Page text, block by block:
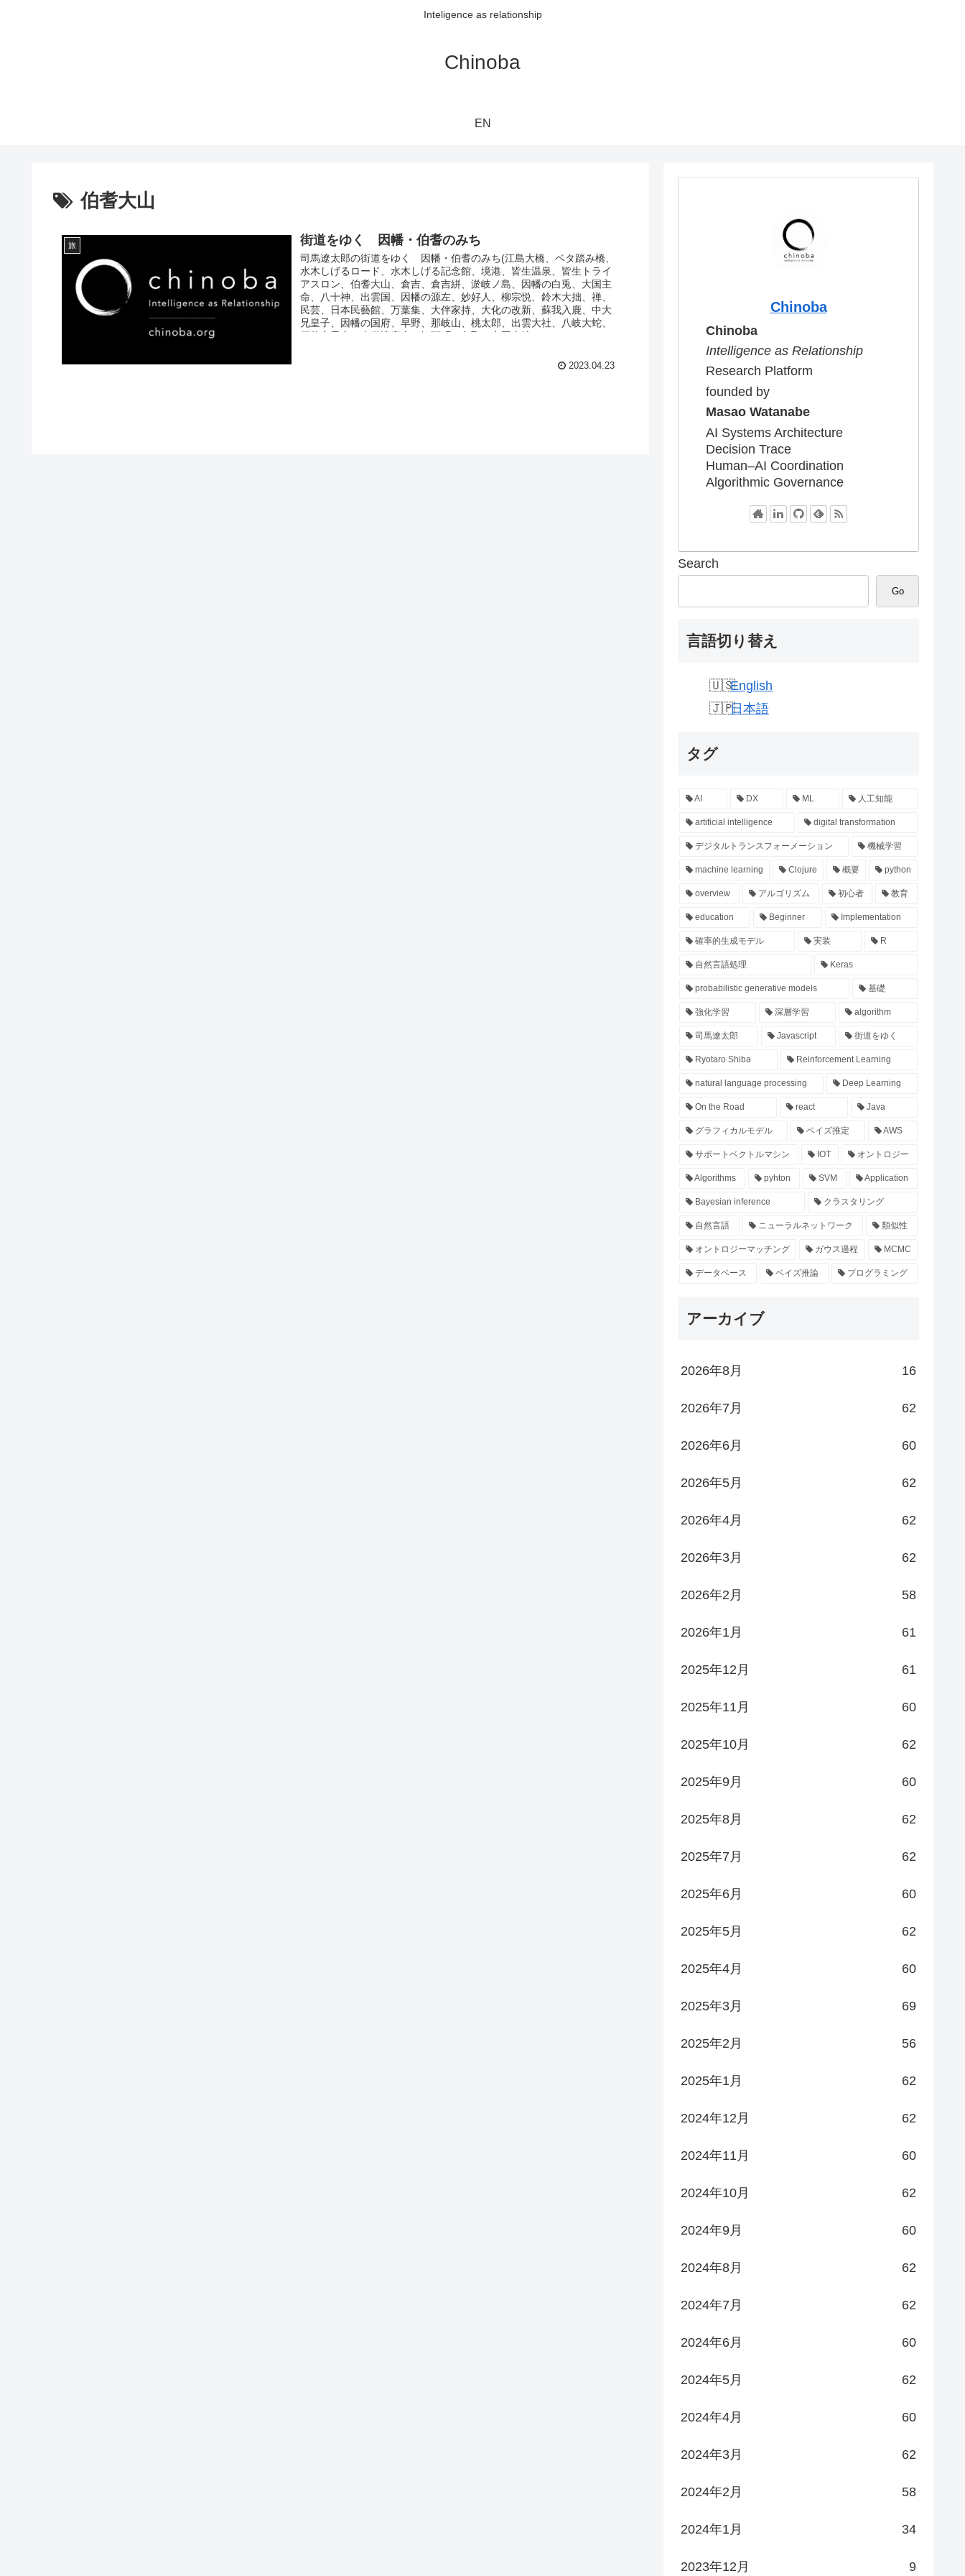
Inteligence as relationship
Chinoba
EN
伯耆大山
旅 街道をゆく 因幡・伯耆のみち
司馬遼太郎の街道をゆく 因幡・伯耆のみち(江島大橋、ベタ踏み橋、
水木しげるロード、水木しげる記念館、境港、皆生温泉、皆生トライ
アスロン、伯耆大山、倉吉、倉吉絣、淤岐ノ島、因幡の白兎、大国主
命、八十神、出雲国、因幡の源左、妙好人、柳宗悦、鈴木大拙、禅、
民芸、日本民藝館、万葉集、大伴家持、大化の改新、蘇我入鹿、中大
兄皇子、因幡の国府、早野、那岐山、桃太郎、出雲大社、八岐大蛇、
須佐之男命、吉備津彦命、智頭町、鳥取、中国山地)
2023.04.23
Chinoba
Chinoba
Intelligence as Relationship
Research Platform
founded by
Masao Watanabe
AI Systems Architecture
Decision Trace
Human–AI Coordination
Algorithmic Governance
Search
Go
言語切り替え
English
日本語
タグ
AI DX ML 人工知能
artificial intelligence digital transformation
デジタルトランスフォーメーション 機械学習
machine learning Clojure 概要 python
overview アルゴリズム 初心者 教育
education Beginner Implementation
確率的生成モデル 実装 R
自然言語処理 Keras
probabilistic generative models 基礎
強化学習 深層学習 algorithm
司馬遼太郎 Javascript 街道をゆく
Ryotaro Shiba Reinforcement Learning
natural language processing Deep Learning
On the Road react Java
グラフィカルモデル ベイズ推定 AWS
サポートベクトルマシン IOT オントロジー
Algorithms pyhton SVM Application
Bayesian inference クラスタリング
自然言語 ニューラルネットワーク 類似性
オントロジーマッチング ガウス過程 MCMC
データベース ベイズ推論 プログラミング
アーカイブ
2026年8月 16
2026年7月 62
2026年6月 60
2026年5月 62
2026年4月 62
2026年3月 62
2026年2月 58
2026年1月 61
2025年12月 61
2025年11月 60
2025年10月 62
2025年9月 60
2025年8月 62
2025年7月 62
2025年6月 60
2025年5月 62
2025年4月 60
2025年3月 69
2025年2月 56
2025年1月 62
2024年12月 62
2024年11月 60
2024年10月 62
2024年9月 60
2024年8月 62
2024年7月 62
2024年6月 60
2024年5月 62
2024年4月 60
2024年3月 62
2024年2月 58
2024年1月 34
2023年12月 9